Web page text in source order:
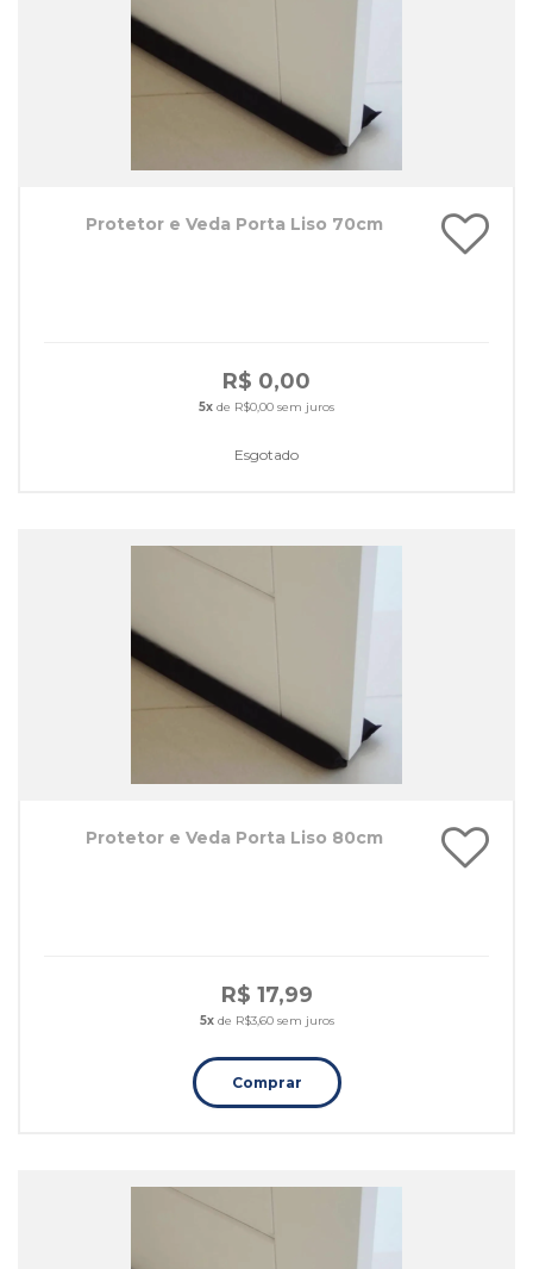
Protetor e Veda Porta Liso 70cm
R$ 0,00
5x de R$0,00 sem juros
Esgotado
Protetor e Veda Porta Liso 80cm
R$ 17,99
5xde R$3,60 sem juros
Comprar